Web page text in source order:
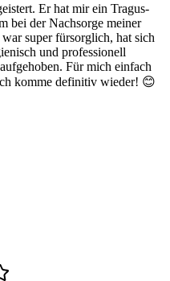
Er hat mir ein Tragus-
bei der Nachsorge meiner
super fürsorglich, hat sich
und professionell
Für mich einfach
komme definitiv wieder! 😊